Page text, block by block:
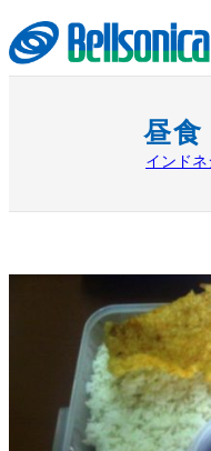
容
を
ス
昼食
インド